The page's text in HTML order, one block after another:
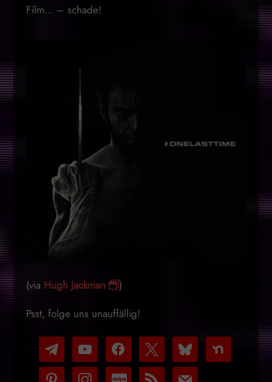
Film… – schade!
(via Hugh Jackman
)
Psst, folge uns unauffällig!
telegram
youtube-
play
facebook bluesky nextdoor
pinterest instagramcc-
rss mail